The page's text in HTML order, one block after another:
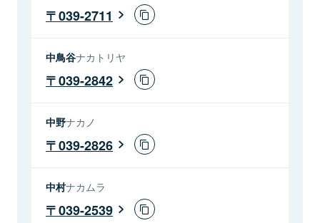
039-2711
中鳥谷ナカトリヤ
039-2842
中野ナカノ
039-2826
中村ナカムラ
039-2539